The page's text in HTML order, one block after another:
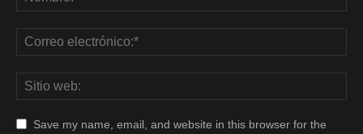
Save my name, email, and website in this browser for the